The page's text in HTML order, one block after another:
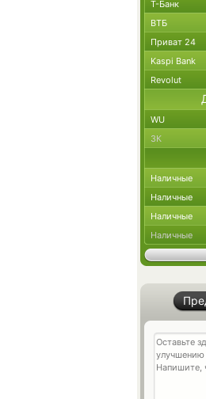
Т-Банк
ВТБ
Приват 24
Kaspi Bank
Revolut
WU
ЗК
Наличные
Наличные
Наличные
Наличные